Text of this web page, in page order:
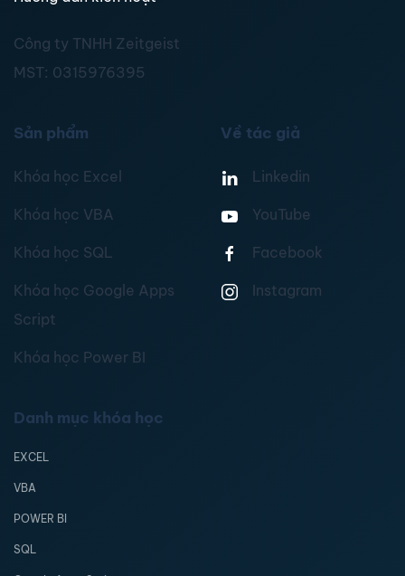
Công ty TNHH Zeitgeist
MST: 0315976395
Sản phẩm
Khóa học Excel
Khóa học VBA
Khóa học SQL
Khóa học Google Apps
Script
Khóa học Power BI
Về tác giả
Linkedin
YouTube
Facebook
Instagram
Danh mục khóa học
EXCEL
VBA
POWER BI
SQL